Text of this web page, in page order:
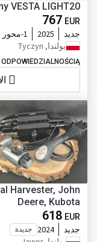
VESTA LIGHT20
767 EUR
جديد 2025 1-محور
بولندا, Tyczyn
Harvester, John
Deere, Kubota
618 EUR
جديد 2024 جديدة